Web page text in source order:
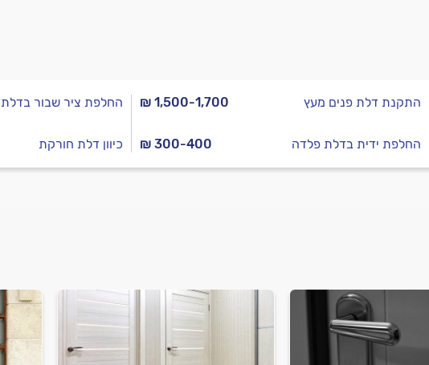
₪ 1,500-1,700 התקנת דלת פנים מעץ
₪ 300-400 החלפת ידית בדלת פלדה
החלפת ציר שבור בדלת
כיוון דלת חורקת